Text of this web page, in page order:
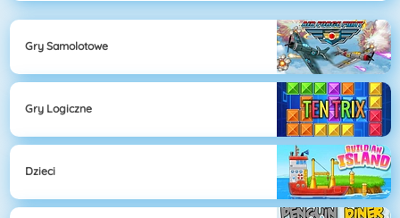
Gry Samolotowe
Gry Logiczne
Dzieci